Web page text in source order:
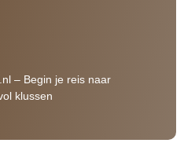
– Begin je reis naar
klussen